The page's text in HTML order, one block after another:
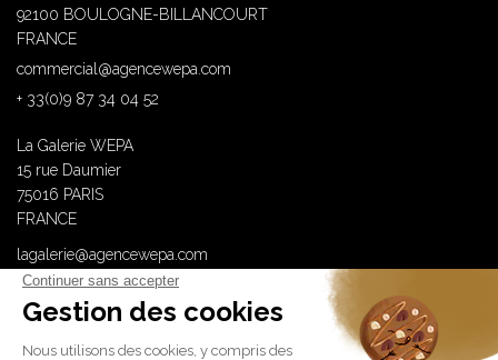
92100 BOULOGNE-BILLANCOURT
FRANCE
commercial@agencewepa.com
+ 33(0)9 87 34 04 52
La Galerie WEPA
15 rue Daumier
75016 PARIS
FRANCE
lagalerie@agencewepa.com
WEPA est membre de